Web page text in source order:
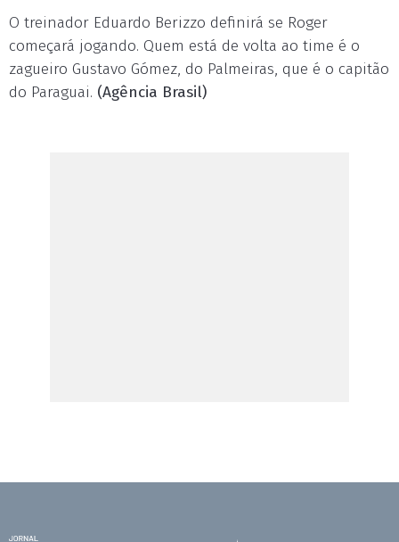
O treinador Eduardo Berizzo definirá se Roger
começará jogando. Quem está de volta ao time é o
zagueiro Gustavo Gómez, do Palmeiras, que é o capitão
do Paraguai. (Agência Brasil)